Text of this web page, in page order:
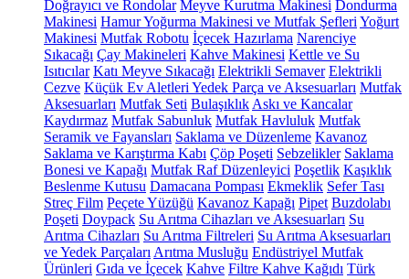
Doğrayıcı ve Rondolar Meyve Kurutma Makinesi Dondurma
Makinesi Hamur Yoğurma Makinesi ve Mutfak Şefleri Yoğurt
Makinesi Mutfak Robotu İçecek Hazırlama Narenciye
Sıkacağı Çay Makineleri Kahve Makinesi Kettle ve Su
Isıtıcılar Katı Meyve Sıkacağı Elektrikli Semaver Elektrikli
Cezve Küçük Ev Aletleri Yedek Parça ve Aksesuarları Mutfak
Aksesuarları Mutfak Seti Bulaşıklık Askı ve Kancalar
Kaydırmaz Mutfak Sabunluk Mutfak Havluluk Mutfak
Seramik ve Fayansları Saklama ve Düzenleme Kavanoz
Saklama ve Karıştırma Kabı Çöp Poşeti Sebzelikler Saklama
Bonesi ve Kapağı Mutfak Raf Düzenleyici Poşetlik Kaşıklık
Beslenme Kutusu Damacana Pompası Ekmeklik Sefer Tası
Streç Film Peçete Yüzüğü Kavanoz Kapağı Pipet Buzdolabı
Poşeti Doypack Su Arıtma Cihazları ve Aksesuarları Su
Arıtma Cihazları Su Arıtma Filtreleri Su Arıtma Aksesuarları
ve Yedek Parçaları Arıtma Musluğu Endüstriyel Mutfak
Ürünleri Gıda ve İçecek Kahve Filtre Kahve Kağıdı Türk